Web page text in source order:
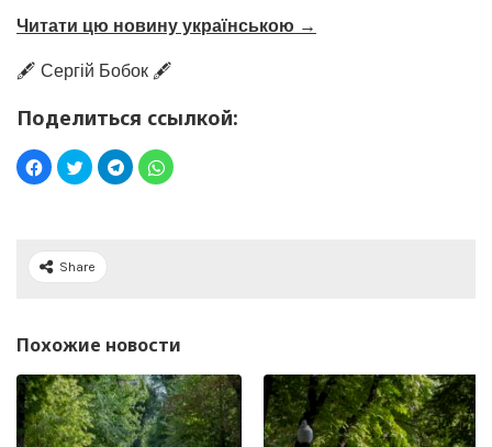
Читати цю новину українською →
🖋️ Сергій Бобок 🖋️
Поделиться ссылкой:
Share
Похожие новости